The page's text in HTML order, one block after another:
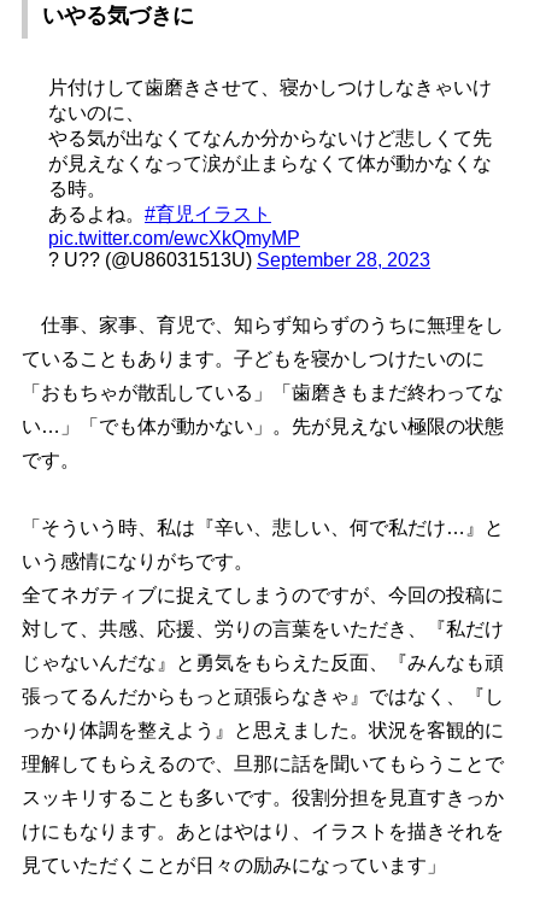
いやる気づきに
片付けして歯磨きさせて、寝かしつけしなきゃいけ
ないのに、
る気が出なくてなんか分からないけど悲しくて先
が見えなくなって涙が止まらなくて体が動かなくな
る時。
あるよね。 #育児イラスト
pic.twitter.com/ewcXkQmyMP
? U?? (@U86031513U) September 28, 2023
仕事、家事、育児で、知らず知らずのうちに無理をし
ていることもあります。子どもを寝かしつけたいのに
「おもちゃが散乱している」「歯磨きもまだ終わってな
い…」「でも体が動かない」。先が見えない極限の状態
です。
「そういう時、私は『辛い、悲しい、何で私だけ…』と
いう感情になりがちです。
全てネガティブに捉えてしまうのですが、今回の投稿に
対して、共感、応援、労りの言葉をいただき、『私だけ
じゃないんだな』と勇気をもらえた反面、『みんなも頑
張ってるんだからもっと頑張らなきゃ』ではなく、『し
っかり体調を整えよう』と思えました。状況を客観的に
理解してもらえるので、旦那に話を聞いてもらうことで
スッキリすることも多いです。役割分担を見直すきっか
けにもなります。あとはやはり、イラストを描きそれを
見ていただくことが日々の励みになっています」